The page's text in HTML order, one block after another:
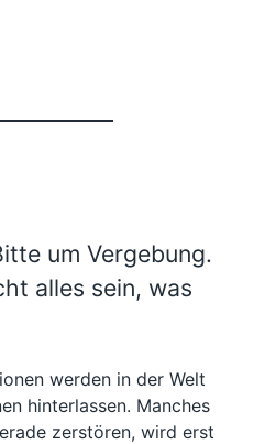
um Vergebung.
alles sein, was
werden in der Welt
hinterlassen. Manches
zerstören, wird erst